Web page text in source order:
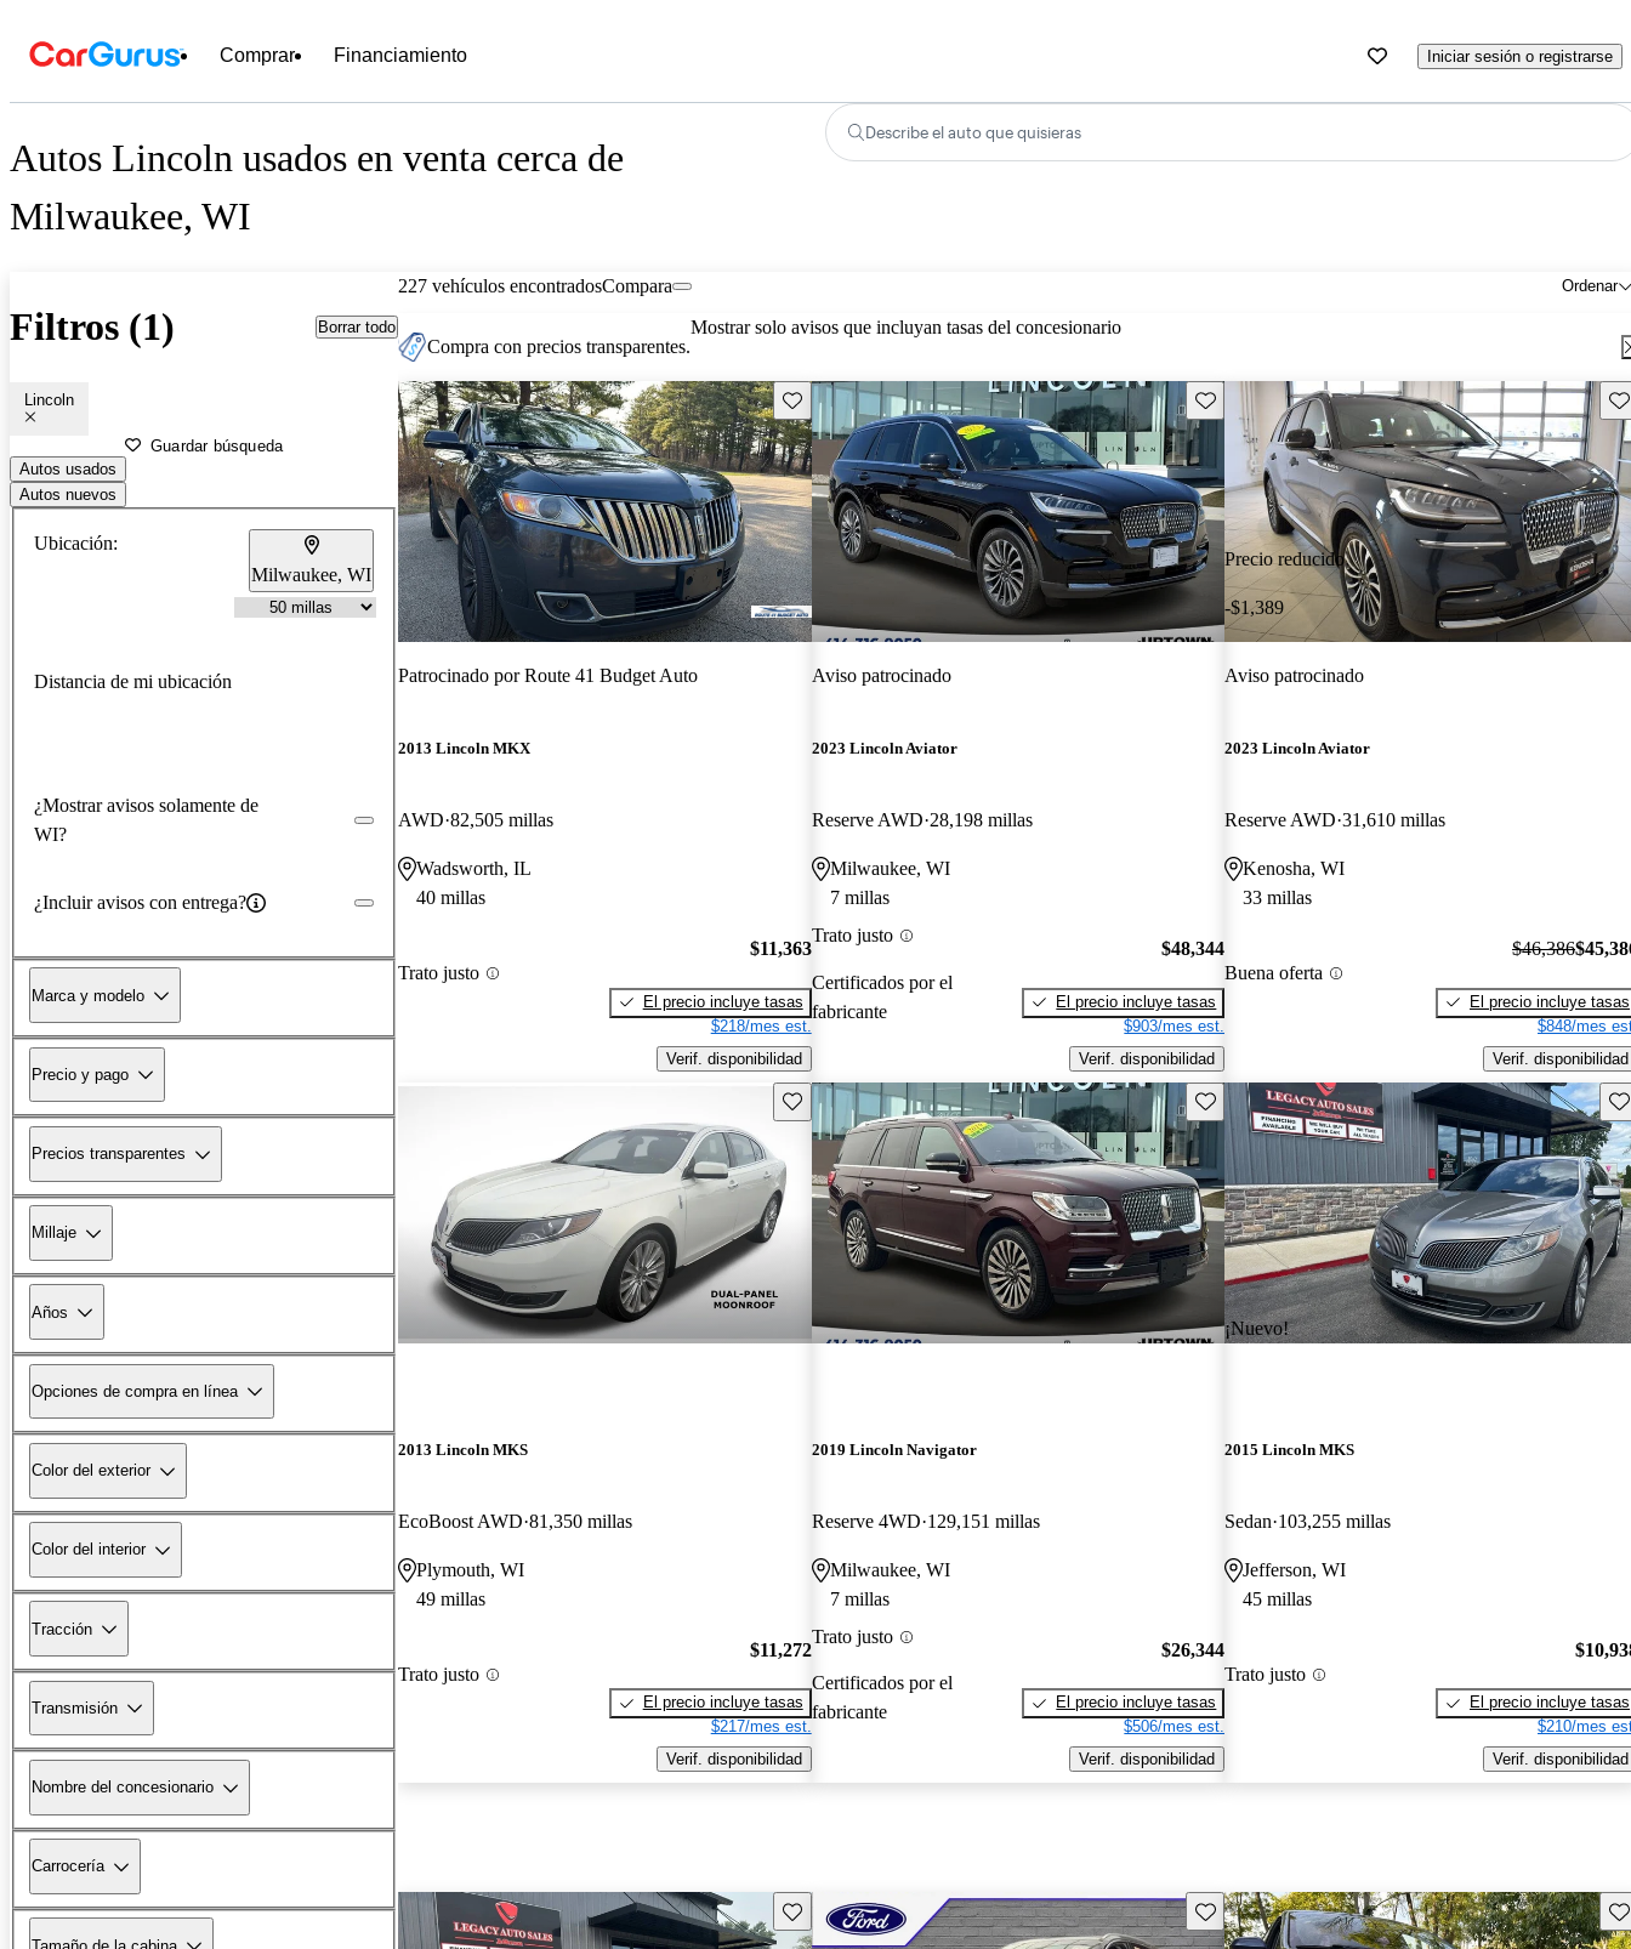
Comprar Financiamiento Iniciar sesión o registrarse
Autos Lincoln usados en venta cerca de
Milwaukee, WI
Describe el auto que quisieras
Filtros (1) Borrar todo
Lincoln
Guardar búsqueda
Autos usados
Autos nuevos
Ubicación:
Milwaukee, WI
Distancia de mi ubicación
¿Mostrar avisos solamente de
WI?
¿Incluir avisos con entrega?
Marca y modelo
Precio y pago
Precios transparentes
Millaje
Años
Opciones de compra en línea
Color del exterior
Color del interior
Tracción
Transmisión
Nombre del concesionario
Carrocería
227 vehículos encontrados Ordenar
Compara
Compra con precios transparentes.
Mostrar solo avisos que incluyan tasas del concesionario
Guarda este Aviso
Patrocinado porRoute 41 Budget Auto
2013 Lincoln MKX
AWD 82,505 millas
Wadsworth, IL
40 millas
Trato justo
$11,363
El precio incluye tasas
$218/mes est.
Verif. disponibilidad
Guarda este Aviso
Aviso patrocinado
2023 Lincoln Aviator
Reserve AWD 28,198 millas
Milwaukee, WI
7 millas
Trato justo
Certificados por el
fabricante
$48,344
El precio incluye tasas
$903/mes est.
Verif. disponibilidad
Precio reducido
-$1,389
Aviso patrocinado
2023 Lincoln Aviator
Reserve AWD 31,610 millas
Kenosha, WI
33 millas
Buena oferta
$46,386
El precio incluye tasas
$848/mes
Verif. disponibilidad
Guarda este Aviso
2013 Lincoln MKS
EcoBoost AWD 81,350 millas
Plymouth, WI
49 millas
Trato justo
$11,272
El precio incluye tasas
$217/mes est.
Verif. disponibilidad
Guarda este Aviso
2019 Lincoln Navigator
Reserve 4WD 129,151 millas
Milwaukee, WI
7 millas
Trato justo
Certificados por el
fabricante
$26,344
El precio incluye tasas
$506/mes est.
Verif. disponibilidad
¡Nuevo!
2015 Lincoln MKS
Sedan 103,255 millas
Jefferson, WI
45 millas
Trato justo
El precio incluye tasas
$210/mes
Verif. disponibilidad
Guarda este Aviso Guarda este Aviso